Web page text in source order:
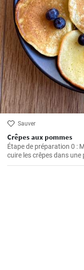
Sauver
Crêpes aux pommes
Étape de préparation 0 :
cuire les crêpes dans une